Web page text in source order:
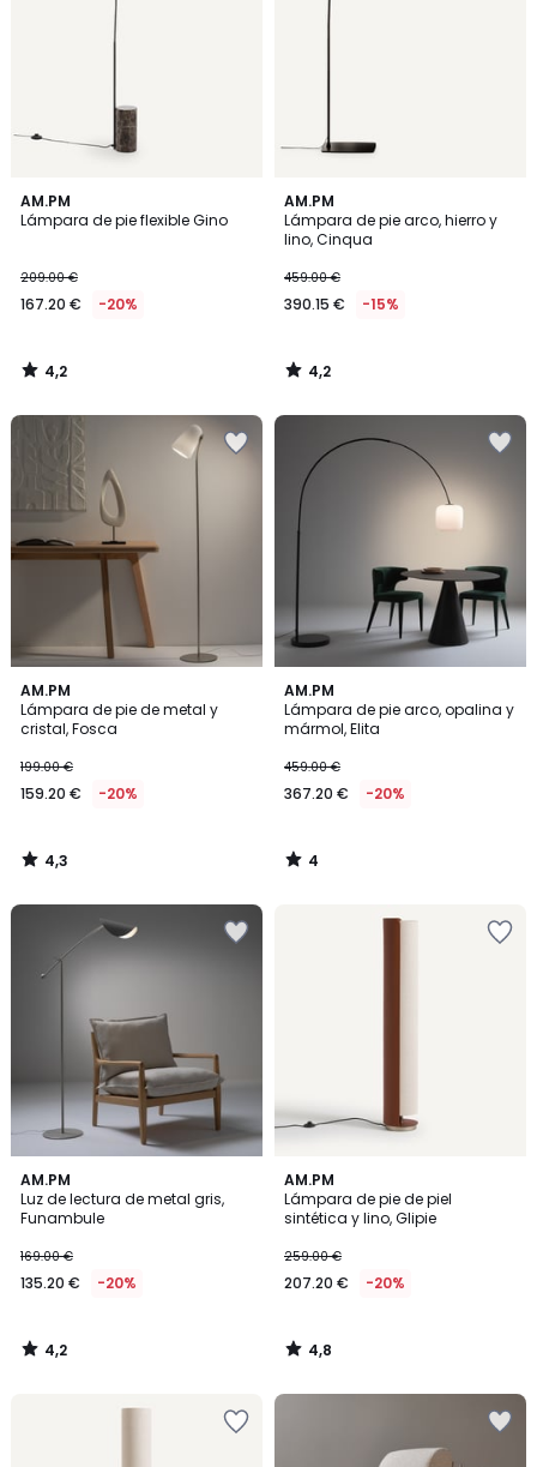
AM.PM
Lámpara de pie flexible Gino
209.00 €
167.20 € -20%
4,2
/ 5
4,2
/
AM.PM
Lámpara de pie arco, hierro y
lino, Cinqua
459.00 €
390.15 € -15%
4,2
/ 5
4,2
/
AM.PM
Lámpara de pie de metal y
cristal, Fosca
199.00 €
159.20 € -20%
4,3
/ 5
4,3
/
AM.PM
Lámpara de pie arco, opalina y
mármol, Elita
459.00 €
367.20 € -20%
4
/
5
4
/
AM.PM
Luz de lectura de metal gris,
Funambule
169.00 €
135.20 € -20%
4,2
/ 5
4,2
/
AM.PM
Lámpara de pie de piel
sintética y lino, Glipie
259.00 €
207.20 € -20%
4,8
/ 5
4,8
/